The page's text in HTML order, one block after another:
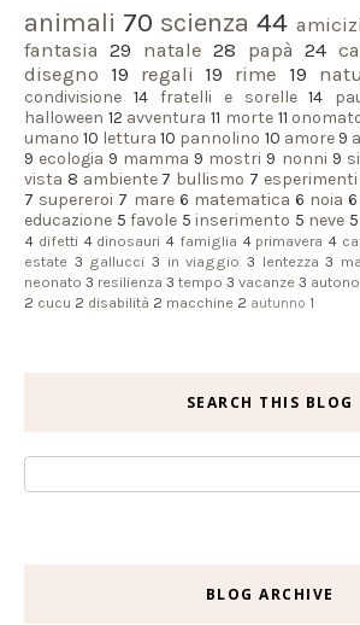
animali 70 scienza 44
fantasia
29 natale 28 papà 24
disegno
19 regali 19 rime 19
condivisione 14 fratelli e sorelle 14
halloween 12 avventura 11 morte 11
umano 10 lettura 10 pannolino 10 amore 9
9 ecologia 9 mamma 9 mostri 9 nonni 9
vista 8 ambiente 7 bullismo 7 esperimenti
7 supereroi 7 mare 6 matematica 6 noia 6
educazione 5 favole 5 inserimento 5 neve 5
4 difetti 4 dinosauri 4 famiglia 4 primavera 4
estate 3 gallucci 3 in viaggio 3 lentezza 3
neonato 3 resilienza 3 tempo 3 vacanze 3
2 cucu 2 disabilità 2 macchine 2 autunno 1
SEARCH THIS BLOG
BLOG ARCHIVE